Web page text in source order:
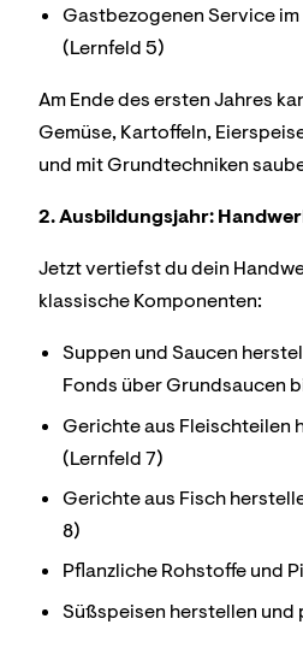
Gastbezogenen Service
(Lernfeld 5)
Am Ende des ersten Jahres
Gemüse, Kartoffeln,
und mit Grundtechniken
2. Ausbildungsjahr:
Jetzt vertiefst du dein
klassische Komponenten:
Suppen und Saucen
Fonds über Grundsaucen
Gerichte aus Fleischteilen
(Lernfeld 7)
Gerichte aus Fisch
8)
Pflanzliche Rohstoffe und
Süßspeisen herstellen und